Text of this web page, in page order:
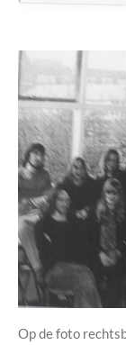
Op de foto